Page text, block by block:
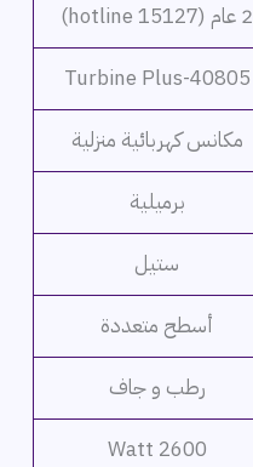
2 عام (hotline 15127)
Turbine Plus-40805
مكانس كهربائية منزلية
برميلية
ستيل
أسطح متعددة
رطب و جاف
2600 Watt